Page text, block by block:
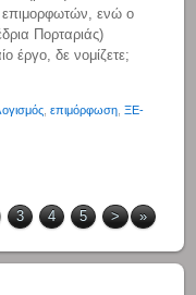
επιμορφωτών, ενώ ο
Πορταριάς)
έργο, δε νομίζετε;
,επιμόρφωση ,ΞΕ-
3 4 5 > »